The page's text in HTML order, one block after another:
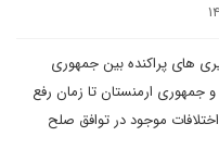
های پراکنده بین جمهوری
و جمهوری ارمنستان تا زمان رفع
اختلافات موجود در توافق صلح